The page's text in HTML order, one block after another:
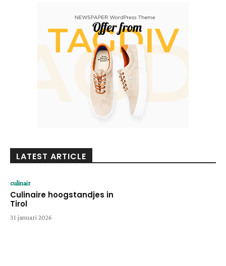
LATEST ARTICLE
culinair
Culinaire hoogstandjes in
Tirol
31 januari 2026